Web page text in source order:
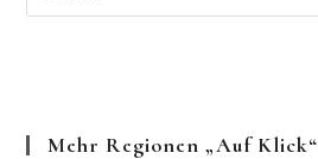
Mehr Regionen „auf Klick“